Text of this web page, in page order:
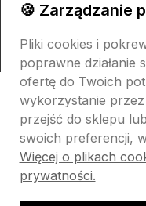
Sklep internetowy
🍪 Zarządzanie
Pliki cookies i
poprawne działanie
ofertę do Twoich
wykorzystanie
przejść do sklepu
swoich preferencji,
Więcej o plikach
prywatności.